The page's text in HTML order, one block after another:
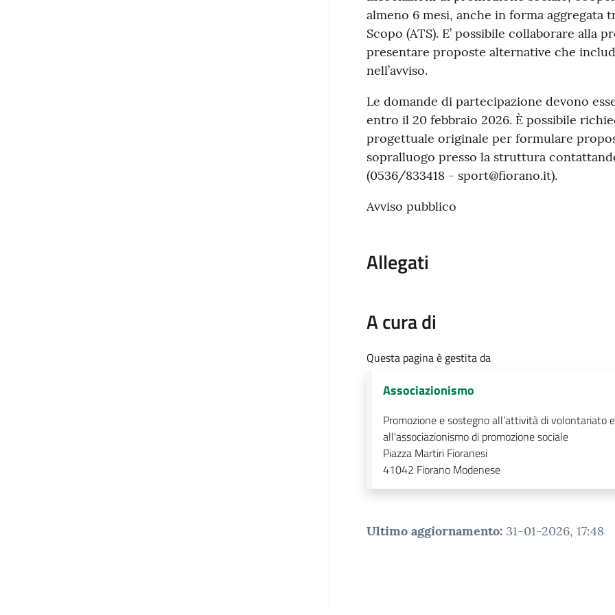
almeno 6 mesi, anche in forma aggregata
Scopo (ATS). E’ possibile collaborare alla
presentare proposte alternative che
nell’avviso.
Le domande di partecipazione devono
entro il 20 febbraio 2026. È possibile
progettuale originale per formulare
sopralluogo presso la struttura
(0536/833418 - sport@fiorano.it).
Avviso pubblico
Allegati
A cura di
Questa pagina è gestita da
Associazionismo
Promozione e sostegno all'attività di volontariato e
all'associazionismo di promozione sociale
Piazza Martiri Fioranesi
41042 Fiorano Modenese
Ultimo aggiornamento: 31-01-2026, 17:48